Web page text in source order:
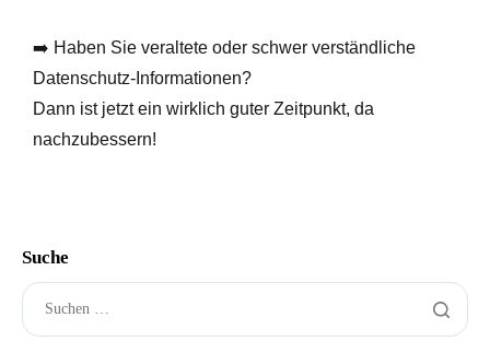
➡️ Haben Sie veraltete oder schwer verständliche
Datenschutz-Informationen?
Dann ist jetzt ein wirklich guter Zeitpunkt, da
nachzubessern!
Suche